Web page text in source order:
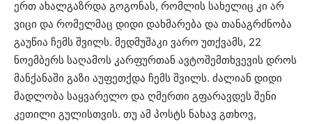
ერთ ახალგაზრდა გოგონას, რომლის სახელიც კი არ
ვიცი და რომელმაც დიდი დახმარება და თანაგრძნობა
გაუწია ჩემს შვილს. მედმუშაკი ვარო უთქვამს, 22
ნოემბერს საღამოს კარფურთან ავტოშემთხვევის დროს
მანქანაში გაზი აუფეთქდა ჩემს შვილს. ძალიან დიდი
მადლობა საყვარელო და ღმერთი გფარავდეს შენი
კეთილი გულისთვის. თუ ამ პოსტს ნახავ გთხოვ,